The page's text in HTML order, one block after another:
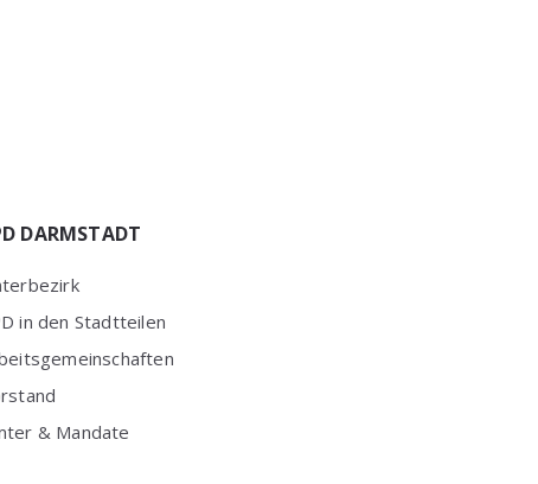
DARMSTADT
in den Stadtteilen
& Mandate